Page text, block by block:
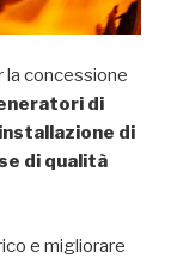
la concessione
di
di
di qualità
e migliorare